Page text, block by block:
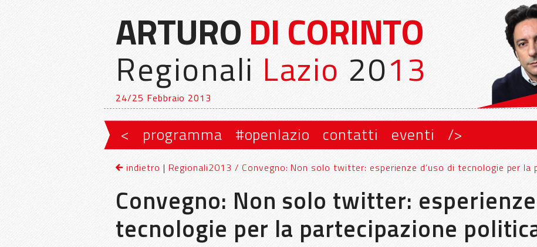
ARTURODI CORINTO
Regionali Lazio 2013
24/25 Febbraio 2013
Menu principale
Vai al contenuto principale
Vai al contenuto secondario
< programma #openlazio contatti eventi />
indietro | Regionali2013 / Convegno: Non solo twitter: esperienze d’uso di tecnologie per la
Convegno: Non solo twitter:
tecnologie per la partecipazione